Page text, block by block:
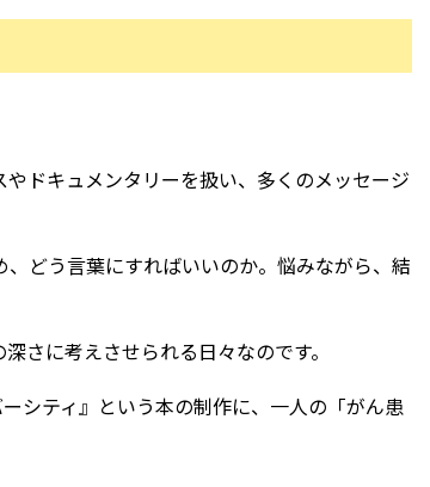
ドキュメンタリーを扱い、多くのメッセージ
どう言葉にすればいいのか。悩みながら、結
さに考えさせられる日々なのです。
ティ』という本の制作に、一人の「がん患